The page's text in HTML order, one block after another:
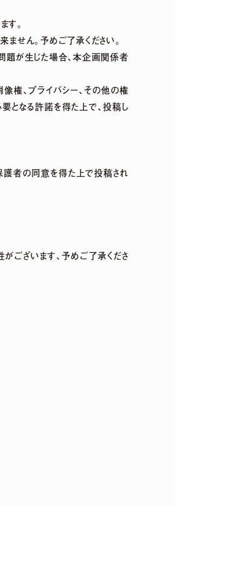
す。
せん。予めご了承ください。
題が生じた場合、本企画関係者
権、プライバシー、その他の権
要となる許諾を得た上で、投稿し
護者の同意を得た上で投稿され
ございます、予めご了承くださ